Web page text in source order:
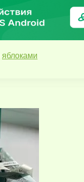
яблоками